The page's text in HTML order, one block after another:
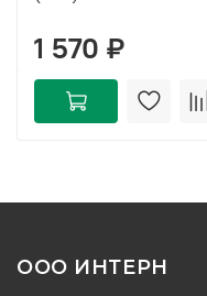
1 570 ₽
ООО ИНТЕРН